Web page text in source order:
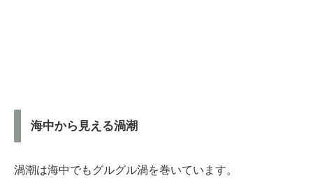
海中から見える渦潮
渦潮は海中でもグルグル渦を巻いています。